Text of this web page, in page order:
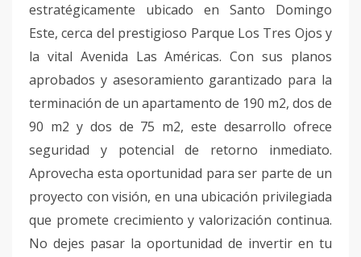
estratégicamente ubicado en Santo Domingo
Este, cerca del prestigioso Parque Los Tres Ojos y
la vital Avenida Las Américas. Con sus planos
aprobados y asesoramiento garantizado para la
terminación de un apartamento de 190 m2, dos de
90 m2 y dos de 75 m2, este desarrollo ofrece
seguridad y potencial de retorno inmediato.
Aprovecha esta oportunidad para ser parte de un
proyecto con visión, en una ubicación privilegiada
que promete crecimiento y valorización continua.
No dejes pasar la oportunidad de invertir en tu